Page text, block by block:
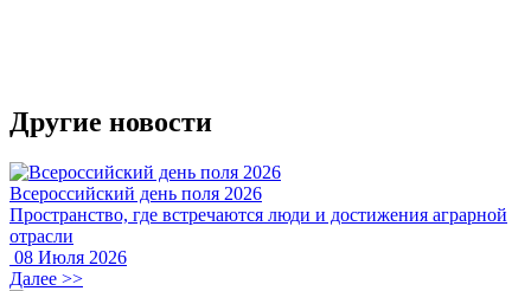
Другие новости
Всероссийский день поля 2026
Пространство, где встречаются люди и достижения аграрной
отрасли
08 Июля 2026
Далее >>